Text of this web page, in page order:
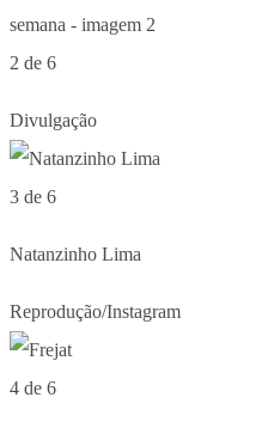
2 de 6
Divulgação
3 de 6
Natanzinho Lima
Reprodução/Instagram
4 de 6